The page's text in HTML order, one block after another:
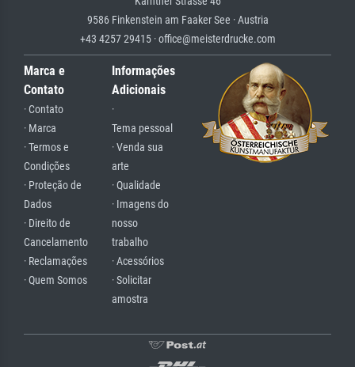
9586 Finkenstein am Faaker See · Austria
+43 4257 29415 · office@meisterdrucke.com
Marca e
Contato
· Contato
· Marca
· Termos e
Condições
· Proteção de
Dados
· Direito de
Cancelamento
· Reclamações
· Quem Somos
Informações
Adicionais
·
Tema pessoal
· Venda sua
arte
· Qualidade
· Imagens do
nosso
trabalho
· Acessórios
· Solicitar
amostra